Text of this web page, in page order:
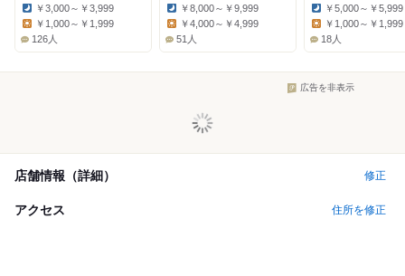
Dinner:
￥3,000～￥3,999
￥1,000～￥1,999
126人
Dinner:
￥8,000～￥9,999
Lunch:
￥4,000～￥4,999
51人
Dinner:
￥5,000～￥5,999
Lunch:
￥1,000～￥1,999
18人
広告を非表示
店舗情報（詳細） 修正
アクセス 住所を修正